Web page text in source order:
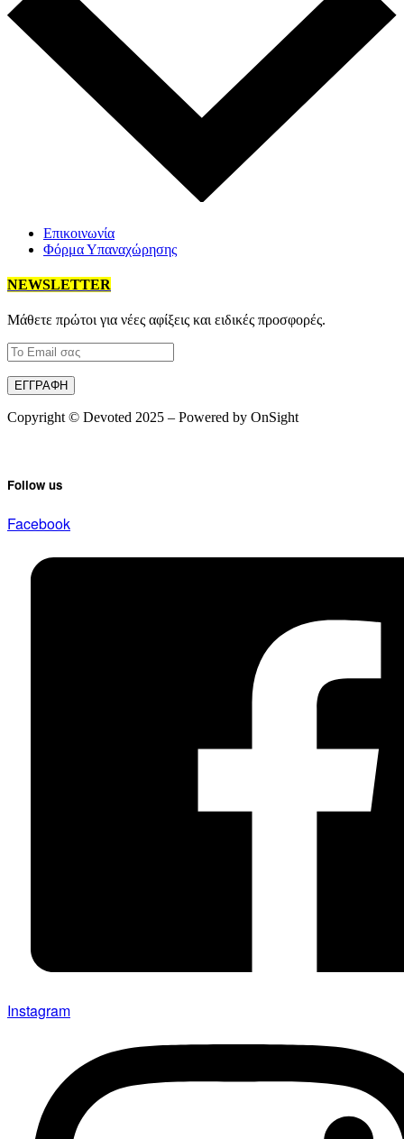
Επικοινωνία
Φόρμα Υπαναχώρησης
NEWSLETTER
Mάθετε πρώτοι για νέες αφίξεις και ειδικές προσφορές.
Copyright © Devoted 2025 – Powered by OnSight
Follow us
Facebook
Instagram